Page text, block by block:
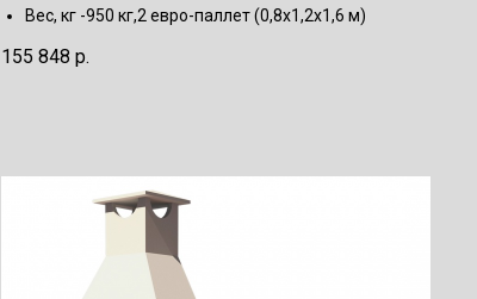
Вес, кг -950 кг,2 евро-паллет (0,8х1,2х1,6 м)
155 848 р.